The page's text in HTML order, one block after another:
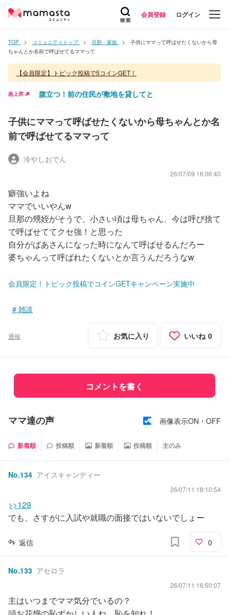
会員登録 ログイン
TOP コミュニティトップ 旦那・家族
子供にママって呼ばせたくないから母
ちゃんとか名前で呼ばせてるママって
【会員限定】トピック投稿で5コインGET！
急上昇 腹立つ！前の住民が敷地を貸してと
子供にママって呼ばせたくないから母ちゃんとか名
前で呼ばせてるママって
冷やしおでん
26/07/09 16:06:40
癖強いよね
ママでいいやんw
旦那の甥姪がそうで、小さい頃は母ちゃん、今は呼び捨て
で呼ばせててクセ強！と思った
自分がばあさんになった時になんて呼ばせるんだろー
婆ちゃんって呼ばれたくないとか言うんだろうなw
会員限定！トピック投稿でコインGETキャンペーン実施中
雑談
通報 お気に入り いいね 0
コメントを書く
ママ達の声 画像表示ON・OFF
新着順 投稿順 新着順 投稿順 主のみ
No.134 アイスキャンディー
26/07/11 18:10:54
>>129
でも、さすがに入試や就職の面接ではいないでしょー
返信 0
No.133 アセロラ
26/07/11 16:50:07
主はいつまでママ気分でいるの？